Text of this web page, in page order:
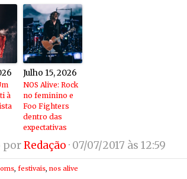
à
Julho 15, 2026
NOS Alive: Rock
no feminino e
Foo Fighters
dentro das
expectativas
porRedação · 07/07/2017 às 12:59
, festivais, nos alive